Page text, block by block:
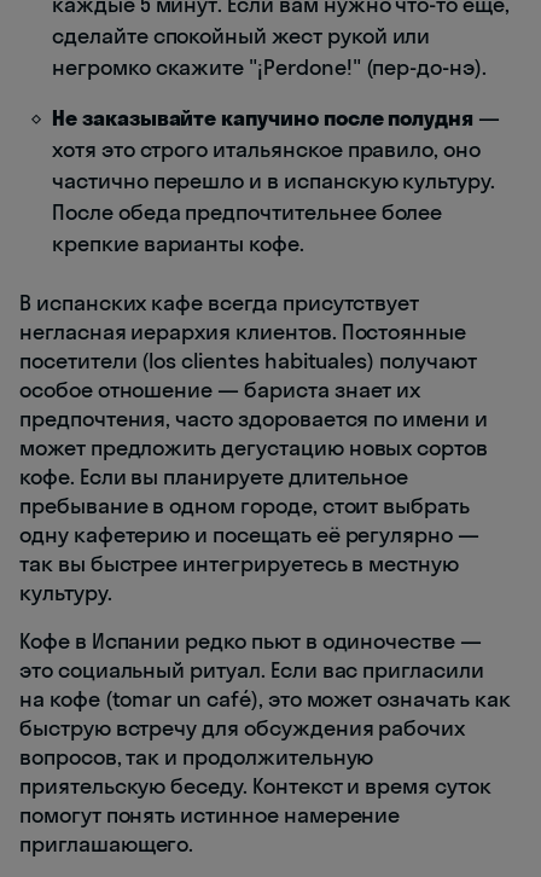
сделайте спокойный жест рукой или
негромко скажите "¡Perdone!" (пер-до-нэ).
Не заказывайте капучино после полудня —
хотя это строго итальянское правило, оно
частично перешло и в испанскую культуру.
После обеда предпочтительнее более
крепкие варианты кофе.
В испанских кафе всегда присутствует
негласная иерархия клиентов. Постоянные
посетители (los clientes habituales) получают
особое отношение — бариста знает их
предпочтения, часто здоровается по имени и
может предложить дегустацию новых сортов
кофе. Если вы планируете длительное
пребывание в одном городе, стоит выбрать
одну кафетерию и посещать её регулярно —
так вы быстрее интегрируетесь в местную
культуру.
Кофе в Испании редко пьют в одиночестве —
это социальный ритуал. Если вас пригласили
на кофе (tomar un café), это может означать как
быструю встречу для обсуждения рабочих
вопросов, так и продолжительную
приятельскую беседу. Контекст и время суток
помогут понять истинное намерение
приглашающего.